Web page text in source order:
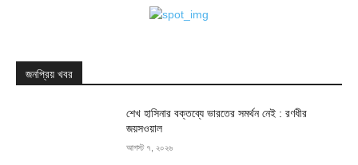
জনপ্রিয় খবর
শেখ হাসিনার বক্তব্যে ভারতের সমর্থন নেই : রণধীর
জয়সওয়াল
আগস্ট ৭, ২০২৬